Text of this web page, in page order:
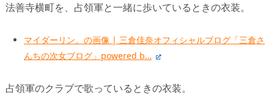
法善寺横町を、占領軍と一緒に歩いているときの衣装。
マイダーリン。の画像 | 三倉佳奈オフィシャルブログ「三倉さ
んちの次女ブログ」powered b…
占領軍のクラブで歌っているときの衣装。